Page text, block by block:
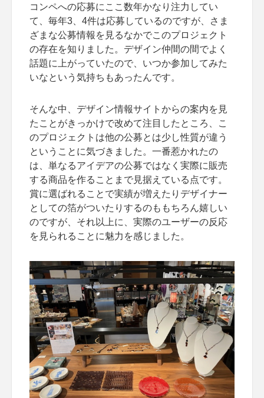
コンペへの応募にここ数年かなり注力してい
て、毎年3、4件は応募しているのですが、さま
ざまな公募情報を見るなかでこのプロジェクト
の存在を知りました。デザイン仲間の間でよく
話題に上がっていたので、いつか参加してみた
いなという気持ちもあったんです。
そんな中、デザイン情報サイトからの案内を見
たことがきっかけで改めて注目したところ、こ
のプロジェクトは他の公募とは少し性質が違う
ということに気づきました。一番惹かれたの
は、単なるアイデアの公募ではなく実際に販売
する商品を作ることまで見据えている点です。
賞に選ばれることで実績が増えたりデザイナー
としての箔がついたりするのももちろん嬉しい
のですが、それ以上に、実際のユーザーの反応
を見られることに魅力を感じました。